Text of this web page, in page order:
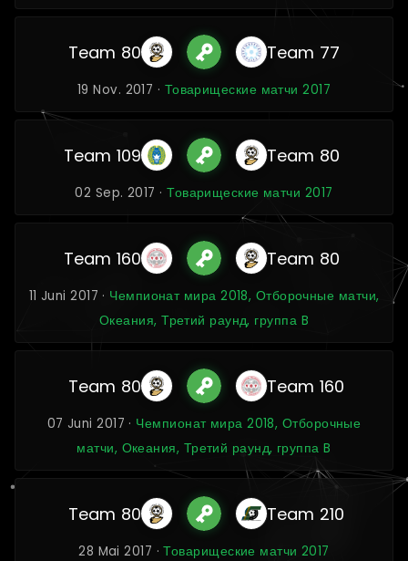
Team 80 Team 77
19 Nov. 2017 · Товарищеские матчи 2017
Team 109 Team 80
02 Sep. 2017 ·Товарищеские матчи 2017
Team 160 Team 80
11 Juni 2017 · Чемпионат мира 2018, Отборочные матчи,
Океания, Третий раунд, группа B
Team 80 Team 160
07 Juni 2017 · Чемпионат мира 2018, Отборочные
матчи, Океания, Третий раунд, группа B
Team 80 Team 210
28 Mai 2017 ·Товарищеские матчи 2017